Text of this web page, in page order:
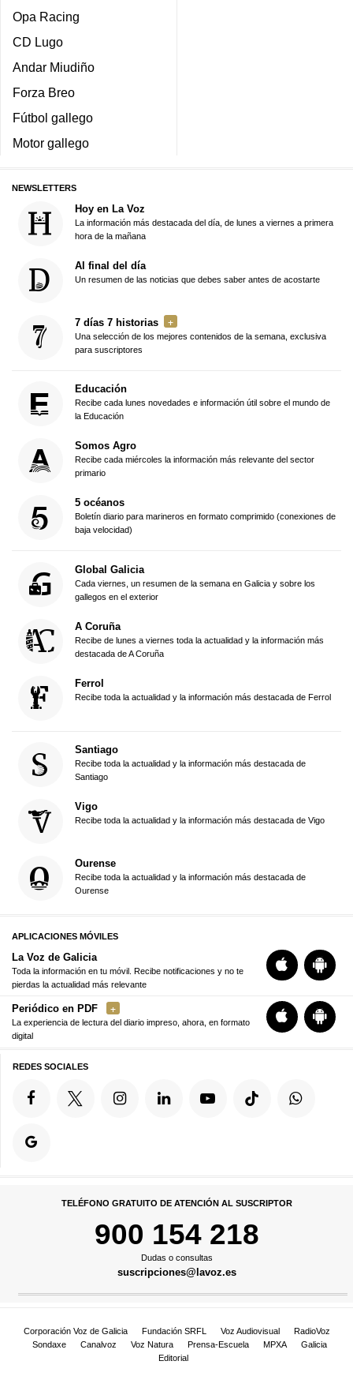
Opa Racing
CD Lugo
Andar Miudiño
Forza Breo
Fútbol gallego
Motor gallego
NEWSLETTERS
Hoy en La Voz
La información más destacada del día, de lunes a viernes a primera
hora de la mañana
Al final del día
Un resumen de las noticias que debes saber antes de acostarte
7 días 7 historias
Una selección de los mejores contenidos de la semana, exclusiva
para suscriptores
Educación
Recibe cada lunes novedades e información útil sobre el mundo de
la Educación
Somos Agro
Recibe cada miércoles la información más relevante del sector
primario
5 océanos
Boletín diario para marineros en formato comprimido (conexiones de
baja velocidad)
Global Galicia
Cada viernes, un resumen de la semana en Galicia y sobre los
gallegos en el exterior
A Coruña
Recibe de lunes a viernes toda la actualidad y la información más
destacada de A Coruña
Ferrol
Recibe toda la actualidad y la información más destacada de Ferrol
Santiago
Recibe toda la actualidad y la información más destacada de
Santiago
Vigo
Recibe toda la actualidad y la información más destacada de Vigo
Ourense
Recibe toda la actualidad y la información más destacada de
Ourense
APLICACIONES MÓVILES
La Voz de Galicia
Toda la información en tu móvil. Recibe notificaciones y no te
pierdas la actualidad más relevante
Periódico en PDF
La experiencia de lectura del diario impreso, ahora, en formato
digital
REDES SOCIALES
TELÉFONO GRATUITO DE ATENCIÓN AL SUSCRIPTOR
900 154 218
Dudas o consultas
suscripciones@lavoz.es
Corporación Voz de Galicia Fundación SRFL Voz Audiovisual
RadioVoz
Sondaxe
Canalvoz Voz Natura Prensa-Escuela MPXA
Galicia
Editorial